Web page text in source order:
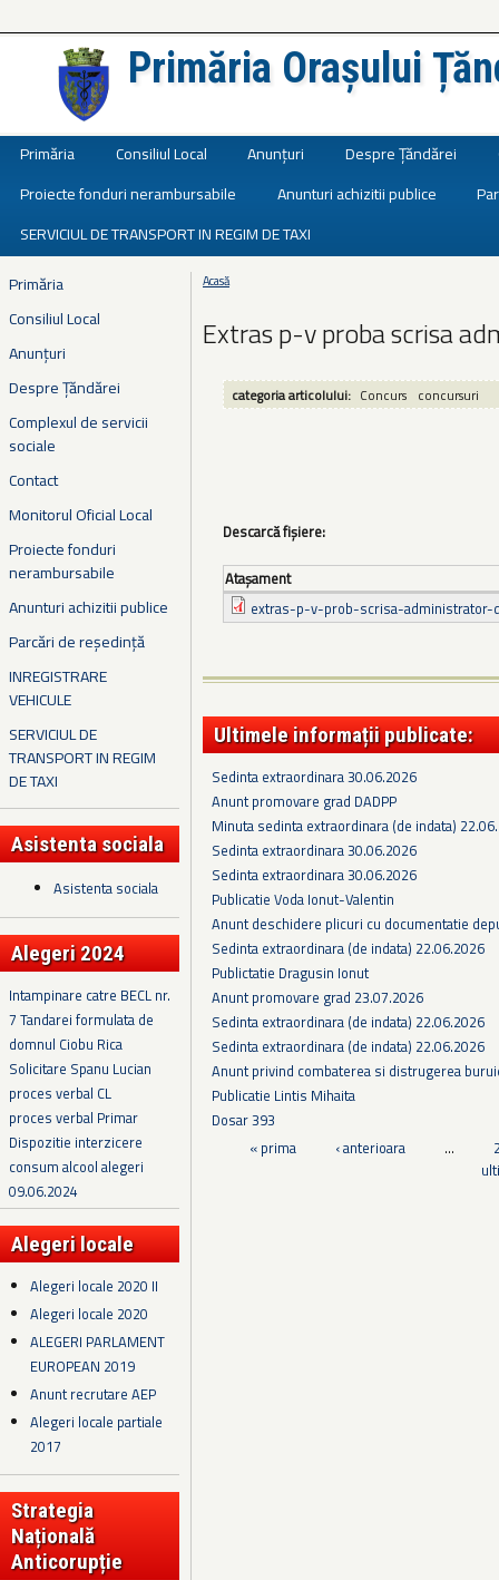
Primăria Orașului
Primăria Consiliul Local Anunțuri Despre Țăndărei
Proiecte fonduri nerambursabile
Anunturi achizitii publice
SERVICIUL DE TRANSPORT IN REGIM DE TAXI
Primăria
Consiliul Local
Anunțuri
Despre Țăndărei
Complexul de servicii
sociale
Contact
Monitorul Oficial Local
Proiecte fonduri
nerambursabile
Anunturi achizitii publice
Parcări de reședință
INREGISTRARE
VEHICULE
SERVICIUL DE
TRANSPORT IN REGIM
DE TAXI
Asistenta sociala
Asistenta sociala
Alegeri 2024
Intampinare catre BECL nr.
7 Tandarei formulata de
domnul Ciobu Rica
Solicitare Spanu Lucian
proces verbal CL
proces verbal Primar
Dispozitie interzicere
consum alcool alegeri
09.06.2024
Alegeri locale
Alegeri locale 2020 II
Alegeri locale 2020
ALEGERI PARLAMENT
EUROPEAN 2019
Anunt recrutare AEP
Alegeri locale partiale
2017
Strategia
Națională
Anticorupție
Eşti aici
Acasă
Extras p-v proba scrisa
categoria articolului: Concurs concursuri
Descarcă fișiere:
Ataşament
extras-p-v-prob-scrisa-administrator-
Ultimele informații publicate:
Sedinta extraordinara 30.06.2026
Anunt promovare grad DADPP
Minuta sedinta extraordinara (de indata)
Sedinta extraordinara 30.06.2026
Sedinta extraordinara 30.06.2026
Publicatie Voda Ionut-Valentin
Anunt deschidere plicuri cu documentatie
Sedinta extraordinara (de indata) 22.06.2026
Publictatie Dragusin Ionut
Anunt promovare grad 23.07.2026
Sedinta extraordinara (de indata) 22.06.2026
Sedinta extraordinara (de indata) 22.06.2026
Anunt privind combaterea si distrugerea
Publicatie Lintis Mihaita
Dosar 393
Pagini
« prima ‹ anterioara …